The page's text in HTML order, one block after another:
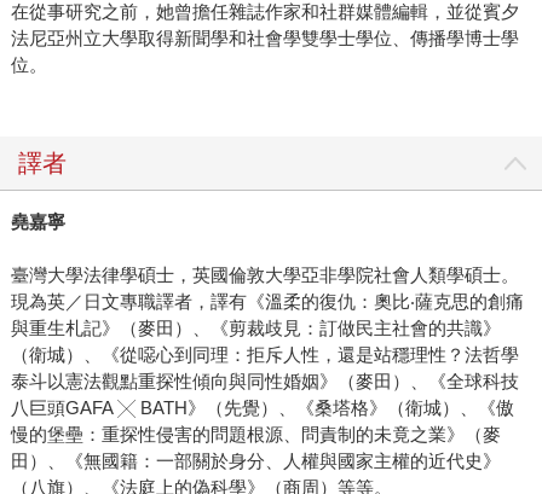
在從事研究之前，她曾擔任雜誌作家和社群媒體編輯，並從賓夕
法尼亞州立大學取得新聞學和社會學雙學士學位、傳播學博士學
位。
譯者
堯嘉寧
臺灣大學法律學碩士，英國倫敦大學亞非學院社會人類學碩士。
現為英／日文專職譯者，譯有《溫柔的復仇：奧比‧薩克思的創痛
與重生札記》（麥田）、《剪裁歧見：訂做民主社會的共識》
（衛城）、《從噁心到同理：拒斥人性，還是站穩理性？法哲學
泰斗以憲法觀點重探性傾向與同性婚姻》（麥田）、《全球科技
八巨頭GAFA ╳ BATH》（先覺）、《桑塔格》（衛城）、《傲
慢的堡壘：重探性侵害的問題根源、問責制的未竟之業》（麥
田）、《無國籍：一部關於身分、人權與國家主權的近代史》
（八旗）、《法庭上的偽科學》（商周）等等。